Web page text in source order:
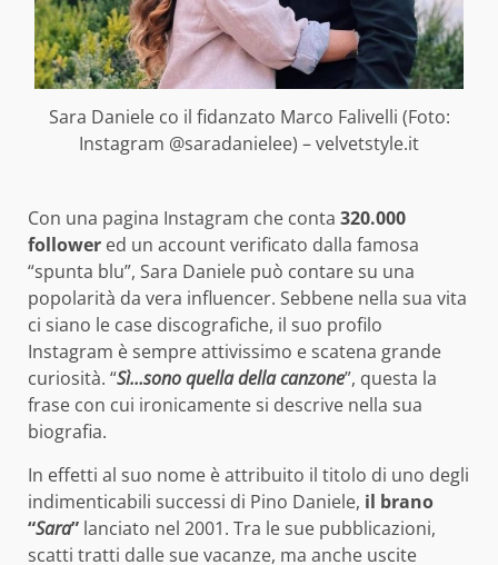
Sara Daniele co il fidanzato Marco Falivelli (Foto:
Instagram @saradanielee) – velvetstyle.it
Con una pagina Instagram che conta 320.000
follower ed un account verificato dalla famosa
“spunta blu”, Sara Daniele può contare su una
popolarità da vera influencer. Sebbene nella sua vita
ci siano le case discografiche, il suo profilo
Instagram è sempre attivissimo e scatena grande
curiosità. “Sì…sono quella della canzone”, questa la
frase con cui ironicamente si descrive nella sua
biografia.
In effetti al suo nome è attribuito il titolo di uno degli
indimenticabili successi di Pino Daniele, il brano
“Sara” lanciato nel 2001. Tra le sue pubblicazioni,
scatti tratti dalle sue vacanze, ma anche uscite